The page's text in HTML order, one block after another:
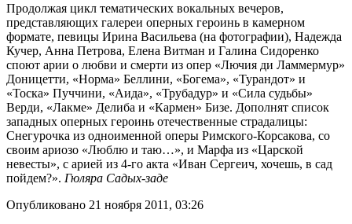
Продолжая цикл тематических вокальных вечеров,
представляющих галереи оперных героинь в камерном
формате, певицы Ирина Васильева (на фотографии), Надежда
Кучер, Анна Петрова, Елена Витман и Галина Сидоренко
споют арии о любви и смерти из опер «Лючия ди Ламмермур»
Доницетти, «Норма» Беллини, «Богема», «Турандот» и
«Тоска» Пуччини, «Аида», «Трубадур» и «Сила судьбы»
Верди, «Лакме» Делиба и «Кармен» Бизе. Дополнят список
западных оперных героинь отечественные страдалицы:
Снегурочка из одноименной оперы Римского-Корсакова, со
своим ариозо «Люблю и таю…», и Марфа из «Царской
невесты», с арией из 4-го акта «Иван Сергеич, хочешь, в сад
пойдем?». Гюляра Садых-заде
Опубликовано 21 ноября 2011, 03:26